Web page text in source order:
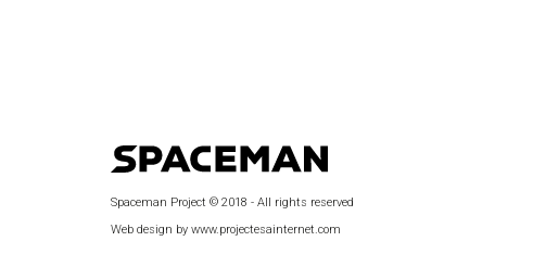
Spaceman Project © 2018 - All rights reserved
Web design by www.projectesainternet.com